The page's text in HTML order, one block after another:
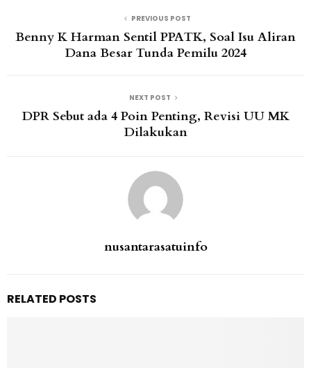
PREVIOUS POST
Benny K Harman Sentil PPATK, Soal Isu Aliran
Dana Besar Tunda Pemilu 2024
NEXT POST
DPR Sebut ada 4 Poin Penting, Revisi UU MK
Dilakukan
nusantarasatuinfo
RELATED POSTS